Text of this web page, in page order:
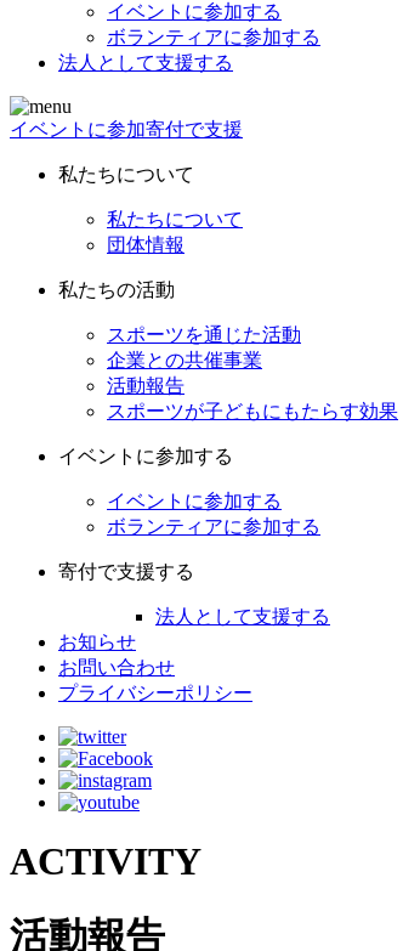
イベントに参加する
ボランティアに参加する
法人として支援する
イベントに参加寄付で支援
私たちについて
私たちについて
団体情報
私たちの活動
スポーツを通じた活動
企業との共催事業
活動報告
スポーツが子どもにもたらす効果
イベントに参加する
イベントに参加する
ボランティアに参加する
寄付で支援する
法人として支援する
お知らせ
お問い合わせ
プライバシーポリシー
ACTIVITY
活動報告